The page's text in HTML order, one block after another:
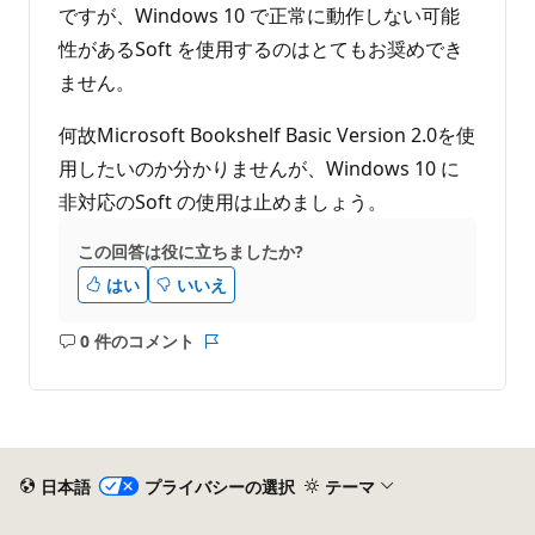
ですが、Windows 10 で正常に動作しない可能
性があるSoft を使用するのはとてもお奨めでき
ません。
何故Microsoft Bookshelf Basic Version 2.0を使
用したいのか分かりませんが、Windows 10 に
非対応のSoft の使用は止めましょう。
この回答は役に立ちましたか?
はい
いいえ
0 件のコメント
コ
は
あ
り
日本語 プライバシーの選択 テーマ